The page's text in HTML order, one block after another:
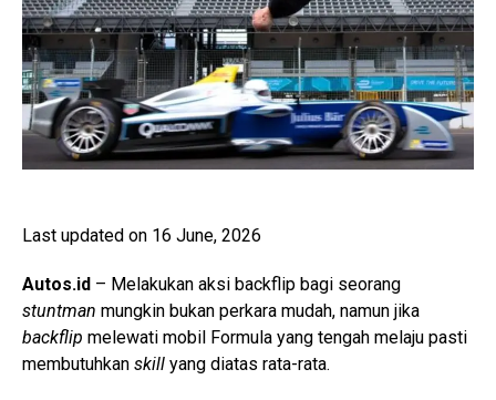
Last updated on 16 June, 2026
Autos.id – Melakukan aksi backflip bagi seorang
stuntman mungkin bukan perkara mudah, namun jika
backflip melewati mobil Formula yang tengah melaju pasti
membutuhkan skill yang diatas rata-rata.